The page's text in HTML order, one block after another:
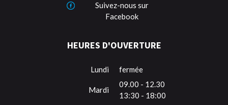
Suivez-nous sur
Facebook
HEURES D'OUVERTURE
Lundi fermée
Mardi
09.00 - 12.30
13:30 - 18:00